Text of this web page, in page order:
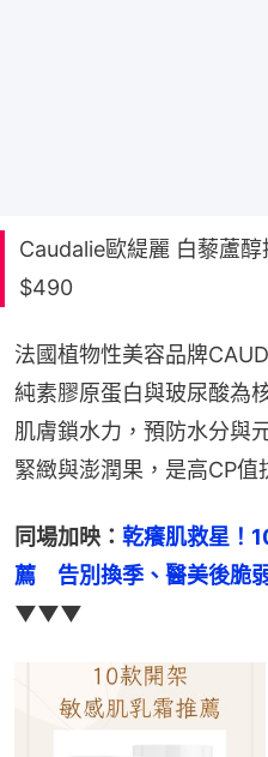
Caudalie歐緹麗 白藜蘆
$490
法國植物性美容品牌
純素膠原蛋白與玻尿酸為
肌膚鎖水力，預防水分與
緊緻與澎潤果，是高CP值
同場加映： 乾癢肌救星！
薦　告別換季、醫美後脆
▼▼▼